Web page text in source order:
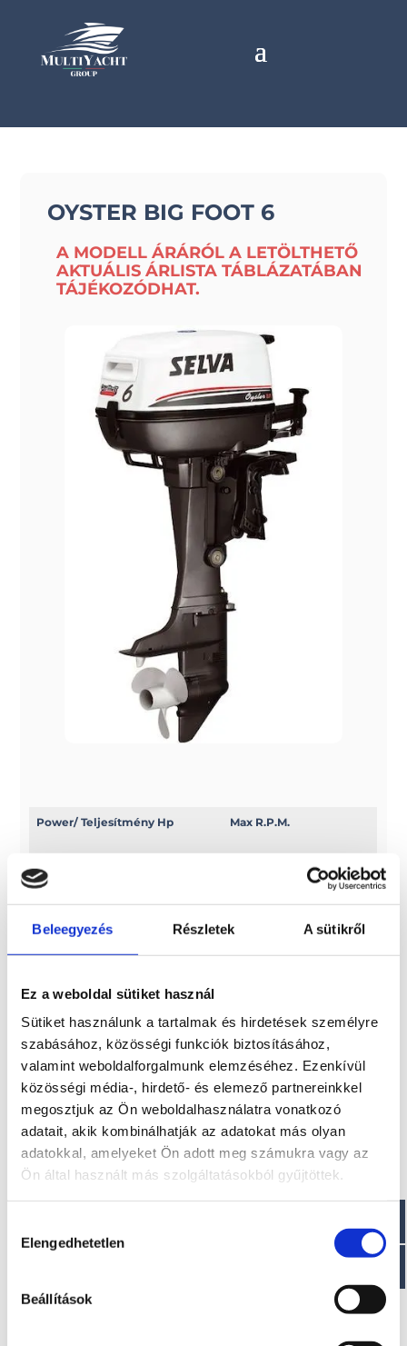
Beleegyezés Részletek A sütikről
Ez a weboldal sütiket használ
Sütiket használunk a tartalmak és hirdetések személyre
szabásához, közösségi funkciók biztosításához,
valamint weboldalforgalmunk elemzéséhez. Ezenkívül
közösségi média-, hirdető- és elemező partnereinkkel
megosztjuk az Ön weboldalhasználatra vonatkozó
adatait, akik kombinálhatják az adatokat más olyan
adatokkal, amelyeket Ön adott meg számukra vagy az
Ön által használt más szolgáltatásokból gyűjtöttek.
kiválasztása
Elengedhetetlen
Beállítások
OYSTER BIG FOOT 6
A MODELL ÁRÁRÓL A LETÖLTHETŐ
AKTUÁLIS ÁRLISTA TÁBLÁZATÁBAN
TÁJÉKOZÓDHAT.
Power/ Teljesítmény Hp
Power/ Teljesítmény Kw
Max R.P.M.
Swept volume
Visszahívást kérek!